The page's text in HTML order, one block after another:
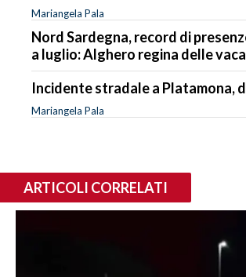
Mariangela Pala
Nord Sardegna, record di
a luglio: Alghero regina delle
Incidente stradale a Platamona,
Mariangela Pala
ARTICOLI CORRELATI